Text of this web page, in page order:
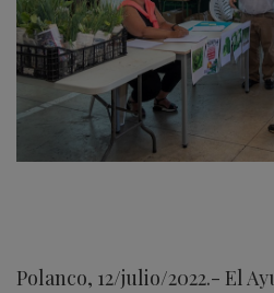
Polanco, 12/julio/2022.- El